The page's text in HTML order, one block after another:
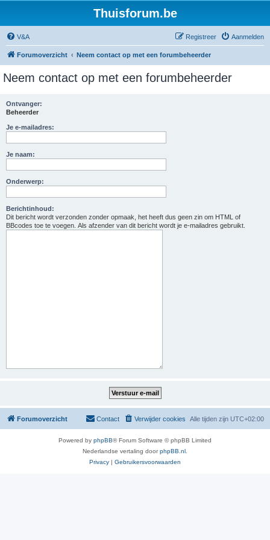
Thuisforum.be
V&A Aanmelden
Registreer
Forumoverzicht Neem contact op met een forumbeheerder
Neem contact op met een forumbeheerder
Ontvanger:
Beheerder
Je e-mailadres:
Je naam:
Onderwerp:
Berichtinhoud:
Dit bericht wordt verzonden zonder opmaak, het heeft dus geen zin om HTML of
BBcodes toe te voegen. Als afzender van dit bericht wordt je e-mailadres gebruikt.
Forumoverzicht Alle tijden zijn UTC+02:00
Verwijder cookies
Contact
Powered by phpBB® Forum Software © phpBB Limited
Nederlandse vertaling doorphpBB.nl
Privacy | Gebruikersvoorwaarden